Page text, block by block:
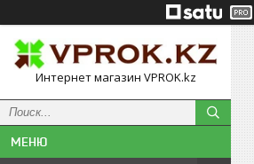
Интернет магазин VPROK.kz